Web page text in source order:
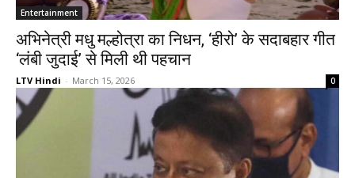
Entertainment
अभिनेत्री मधु मल्होत्रा का निधन, ‘हीरो’ के सदाबहार गीत
‘लंबी जुदाई’ से मिली थी पहचान
LTV Hindi - March 15, 2026 0